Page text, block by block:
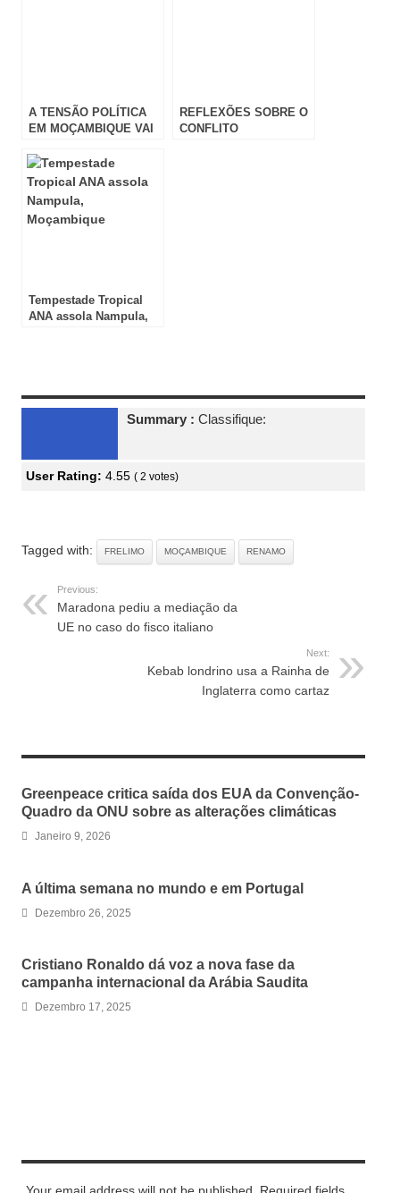
A TENSÃO POLÍTICA
EM MOÇAMBIQUE VAI
REFLEXÕES SOBRE O
CONFLITO
Tempestade Tropical
ANA assola Nampula,
Summary : Classifique:
User Rating: 4.55 ( 2 votes)
Tagged with: FRELIMO MOÇAMBIQUE RENAMO
Previous:
Maradona pediu a mediação da
UE no caso do fisco italiano
Next:
Kebab londrino usa a Rainha de
Inglaterra como cartaz
Greenpeace critica saída dos EUA da Convenção-
Quadro da ONU sobre as alterações climáticas
Janeiro 9, 2026
A última semana no mundo e em Portugal
Dezembro 26, 2025
Cristiano Ronaldo dá voz a nova fase da
campanha internacional da Arábia Saudita
Dezembro 17, 2025